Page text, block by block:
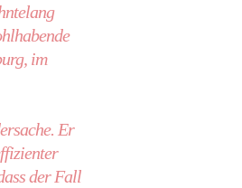
im
Er
der Fall